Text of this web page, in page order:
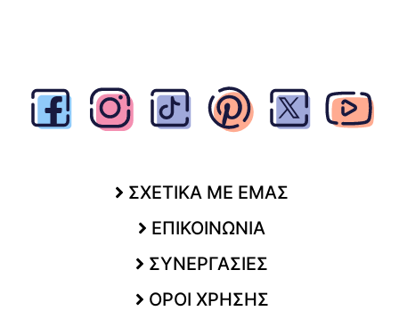
ΣΧΕΤΙΚΑ ΜΕ ΕΜΑΣ
ΕΠΙΚΟΙΝΩΝΙΑ
ΣΥΝΕΡΓΑΣΙΕΣ
ΟΡΟΙ ΧΡΗΣΗΣ